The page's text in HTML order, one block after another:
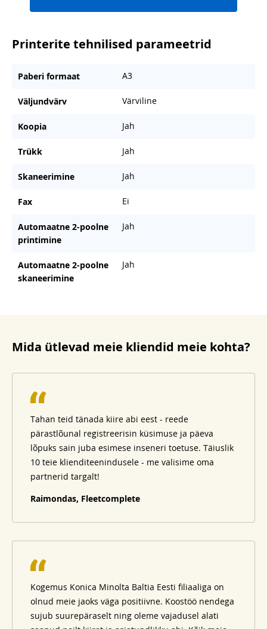
Printerite tehnilised parameetrid
Paberi formaat A3
Väljundvärv Värviline
Koopia Jah
Trükk Jah
Skaneerimine Jah
Fax Ei
Automaatne 2-poolne
printimine
Jah
Automaatne 2-poolne
skaneerimine
Jah
Mida ütlevad meie kliendid meie kohta?
Tahan teid tänada kiire abi eest - reede
pärastlõunal registreerisin küsimuse ja päeva
lõpuks sain juba esimese inseneri toetuse. Täiuslik
10 teie klienditeenindusele - me valisime oma
partnerid targalt!
Raimondas, Fleetcomplete
Kogemus Konica Minolta Baltia Eesti filiaaliga on
olnud meie jaoks väga positiivne. Koostöö nendega
sujub suurepäraselt ning oleme vajadusel alati